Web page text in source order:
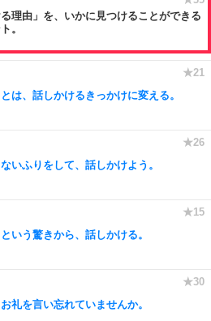
る理由」を、いかに見つけることができる
。
は、話しかけるきっかけに変える。
いふりをして、話しかけよう。
という驚きから、話しかける。
礼を言い忘れていませんか。